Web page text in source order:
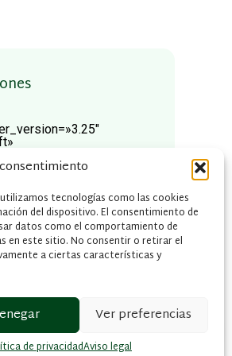
tecnologías como las cookies
del dispositivo. El consentimiento de
datos como el comportamiento de
en este sitio. No consentir o retirar el
a ciertas características y
Ver preferencias
de privacidadAviso legal
width=»100%»